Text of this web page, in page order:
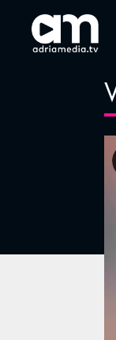
klikni za zvuk